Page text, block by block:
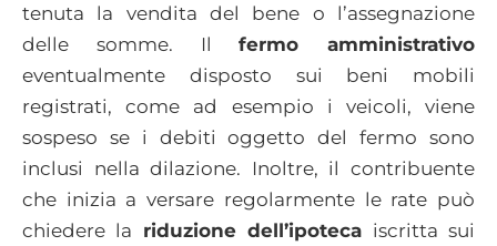
tenuta la vendita del bene o l’assegnazione
delle somme. Ilfermo amministrativo
eventualmente disposto sui beni mobili
registrati, come ad esempio i veicoli, viene
sospeso se i debiti oggetto del fermo sono
inclusi nella dilazione. Inoltre, il contribuente
che inizia a versare regolarmente le rate può
chiedere la riduzione dell’ipoteca iscritta sui